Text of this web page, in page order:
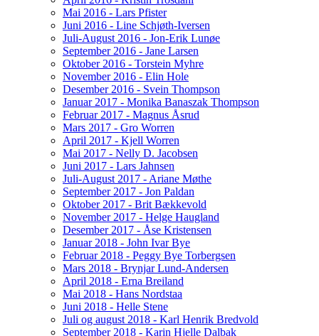
Mai 2016 - Lars Pfister
Juni 2016 - Line Schjøth-Iversen
Juli-August 2016 - Jon-Erik Lunøe
September 2016 - Jane Larsen
Oktober 2016 - Torstein Myhre
November 2016 - Elin Hole
Desember 2016 - Svein Thompson
Januar 2017 - Monika Banaszak Thompson
Februar 2017 - Magnus Åsrud
Mars 2017 - Gro Worren
April 2017 - Kjell Worren
Mai 2017 - Nelly D. Jacobsen
Juni 2017 - Lars Jahnsen
Juli-August 2017 - Ariane Møthe
September 2017 - Jon Paldan
Oktober 2017 - Brit Bækkevold
November 2017 - Helge Haugland
Desember 2017 - Åse Kristensen
Januar 2018 - John Ivar Bye
Februar 2018 - Peggy Bye Torbergsen
Mars 2018 - Brynjar Lund-Andersen
April 2018 - Erna Breiland
Mai 2018 - Hans Nordstaa
Juni 2018 - Helle Stene
Juli og august 2018 - Karl Henrik Bredvold
September 2018 - Karin Hjelle Dalbak